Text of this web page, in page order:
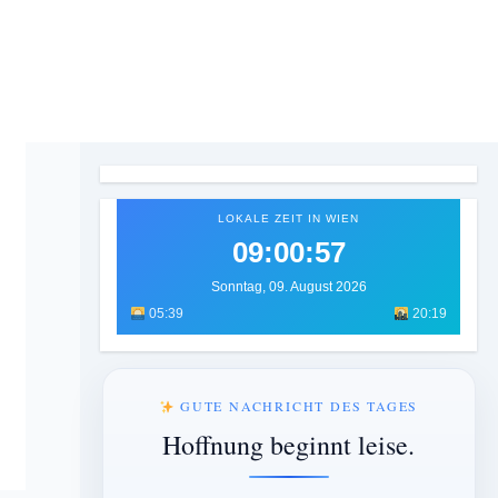
LOKALE ZEIT IN WIEN
09:00:59
Sonntag, 09. August 2026
05:39
20:19
GUTE NACHRICHT DES TAGES
Hoffnung beginnt leise.